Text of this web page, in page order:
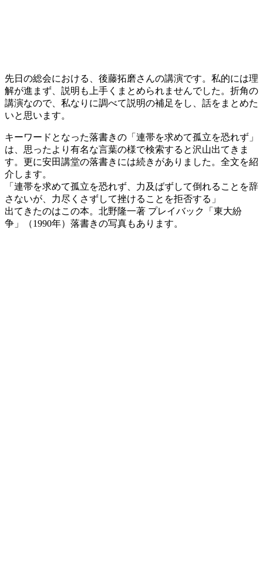
先日の総会における、後藤拓磨さんの講演です。私的には理
解が進まず、説明も上手くまとめられませんでした。折角の
講演なので、私なりに調べて説明の補足をし、話をまとめた
いと思います。
キーワードとなった落書きの「連帯を求めて孤立を恐れず」
は、思ったより有名な言葉の様で検索すると沢山出てきま
す。更に安田講堂の落書きには続きがありました。全文を紹
介します。
「連帯を求めて孤立を恐れず、力及ばずして倒れることを辞
さないが、力尽くさずして挫けることを拒否する」
出てきたのはこの本。北野隆一著 プレイバック「東大紛
争」（1990年）落書きの写真もあります。